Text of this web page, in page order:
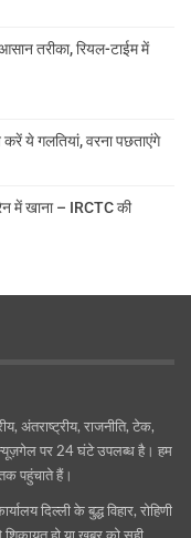
तरीका, रियल-टाईम में
ये गलतियां, वरना पछताएंगे
में खाना – IRCTC की
अंतराष्ट्रीय, राजनीति, टेक,
पर 24 घंटे उपलब्ध है। हम
पहुंचाते हैं।
दिल्ली के बुद्ध विहार, रोहिणी